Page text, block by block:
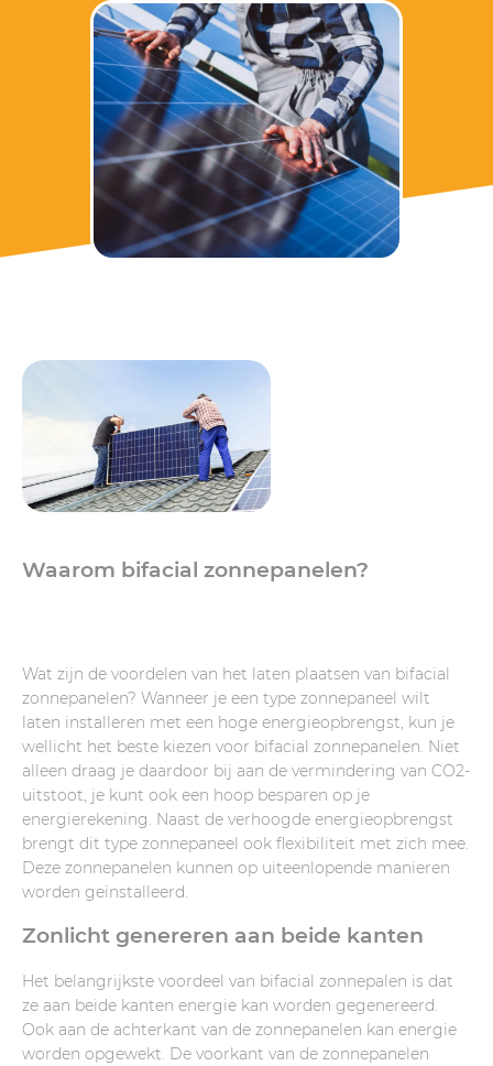
Waarom bifacial zonnepanelen?
Wat zijn de voordelen van het laten plaatsen van bifacial
zonnepanelen? Wanneer je een type zonnepaneel wilt
laten installeren met een hoge energieopbrengst, kun je
wellicht het beste kiezen voor bifacial zonnepanelen. Niet
alleen draag je daardoor bij aan de vermindering van CO2-
uitstoot, je kunt ook een hoop besparen op je
energierekening. Naast de verhoogde energieopbrengst
brengt dit type zonnepaneel ook flexibiliteit met zich mee.
Deze zonnepanelen kunnen op uiteenlopende manieren
worden geïnstalleerd.
Zonlicht genereren aan beide kanten
Het belangrijkste voordeel van bifacial zonnepalen is dat
ze aan beide kanten energie kan worden gegenereerd.
Ook aan de achterkant van de zonnepanelen kan energie
worden opgewekt. De voorkant van de zonnepanelen